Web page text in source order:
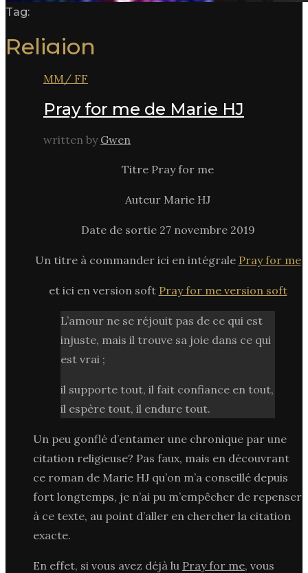
Tag:
Religion
MM/ FF
Pray for me de Marie HJ
written by Gwen
Titre Pray for me
Auteur Marie HJ
Date de sortie 27 novembre 2019
Un titre à commander ici en intégrale Pray for me
et ici en version soft Pray for me version soft
L’amour ne se réjouit pas de ce qui est
injuste, mais il trouve sa joie dans ce qui
est vrai ;
il supporte tout, il fait confiance en tout,
il espère tout, il endure tout.
Un peu gonflé d’entamer une chronique par une
citation religieuse? Pas faux, mais en découvrant
ce roman de Marie HJ qu’on m’a conseillé depuis
fort longtemps, je n’ai pu m’empêcher de repenser
à ce texte, au point d’aller en chercher la citation
exacte.
En effet, si vous avez déjà lu Pray for me, vous